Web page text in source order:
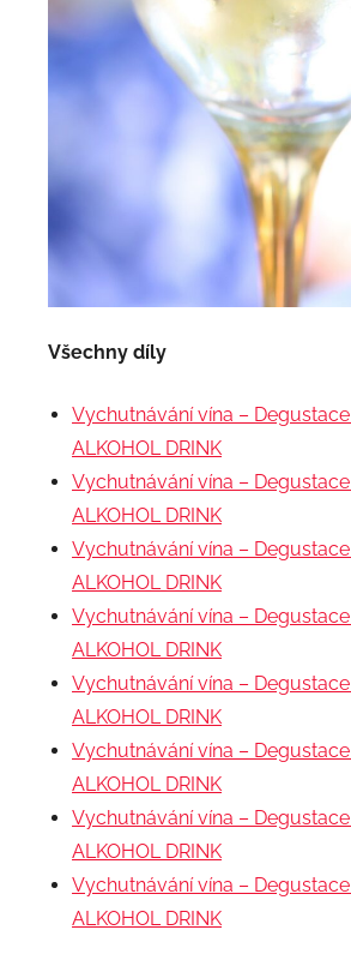
Všechny díly
Vychutnávání vína –
ALKOHOL DRINK
Vychutnávání vína –
ALKOHOL DRINK
Vychutnávání vína –
ALKOHOL DRINK
Vychutnávání vína –
ALKOHOL DRINK
Vychutnávání vína –
ALKOHOL DRINK
Vychutnávání vína –
ALKOHOL DRINK
Vychutnávání vína –
ALKOHOL DRINK
Vychutnávání vína –
ALKOHOL DRINK